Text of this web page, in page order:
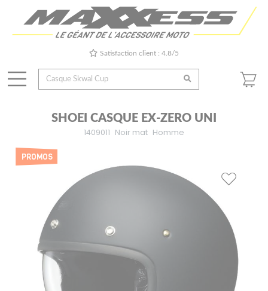
Satisfaction client : 4.8/5
SHOEI CASQUE EX-ZERO UNI
1409011 Noir mat Homme
PROMOS